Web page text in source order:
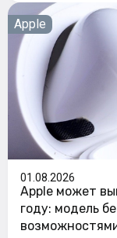
Apple
01.08.2026
Apple может
году: модель